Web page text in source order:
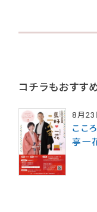
コチラもおすす
8月23
ここ
亭一